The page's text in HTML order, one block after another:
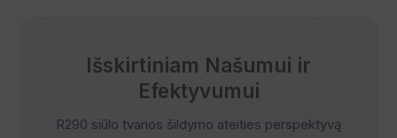
Išskirtiniam Našumui ir
Efektyvumui
R290 siūlo tvarios šildymo ateities perspektyvą